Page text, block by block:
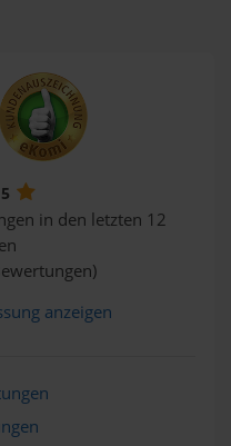
in den letzten 12
anzeigen